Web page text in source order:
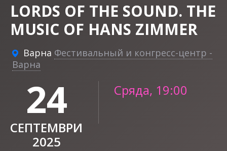
LORDS OF THE SOUND. THE
MUSIC OF HANS ZIMMER
Варна Фестивальный и конгресс-центр -
Варна
24
СЕПТЕМВРИ
2025
Сряда, 19:00